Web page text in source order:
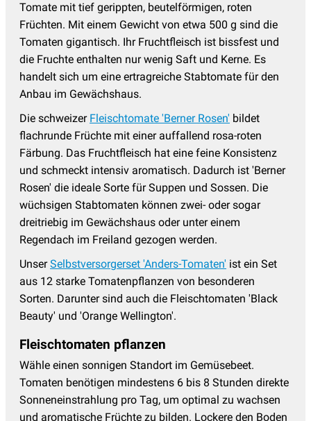
Tomate mit tief gerippten, beutelförmigen, roten
Früchten. Mit einem Gewicht von etwa 500 g sind die
Tomaten gigantisch. Ihr Fruchtfleisch ist bissfest und
die Fruchte enthalten nur wenig Saft und Kerne. Es
handelt sich um eine ertragreiche Stabtomate für den
Anbau im Gewächshaus.
Die schweizer Fleischtomate 'Berner Rosen' bildet
flachrunde Früchte mit einer auffallend rosa-roten
Färbung. Das Fruchtfleisch hat eine feine Konsistenz
und schmeckt intensiv aromatisch. Dadurch ist 'Berner
Rosen' die ideale Sorte für Suppen und Sossen. Die
wüchsigen Stabtomaten können zwei- oder sogar
dreitriebig im Gewächshaus oder unter einem
Regendach im Freiland gezogen werden.
UnserSelbstversorgerset 'Anders-Tomaten' ist ein Set
aus 12 starke Tomatenpflanzen von besonderen
Sorten. Darunter sind auch die Fleischtomaten 'Black
Beauty' und 'Orange Wellington'.
Fleischtomaten pflanzen
Wähle einen sonnigen Standort im Gemüsebeet.
Tomaten benötigen mindestens 6 bis 8 Stunden direkte
Sonneneinstrahlung pro Tag, um optimal zu wachsen
und aromatische Früchte zu bilden. Lockere den Boden